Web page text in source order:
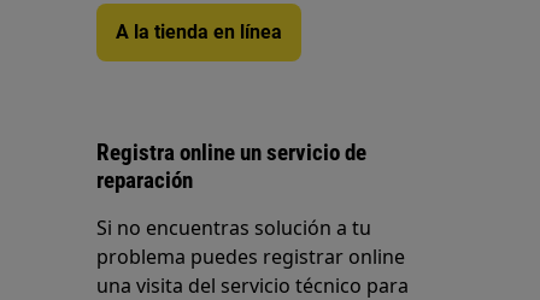
A la tienda en línea
Registra online un servicio de
reparación
Si no encuentras solución a tu
problema puedes registrar online
una visita del servicio técnico para